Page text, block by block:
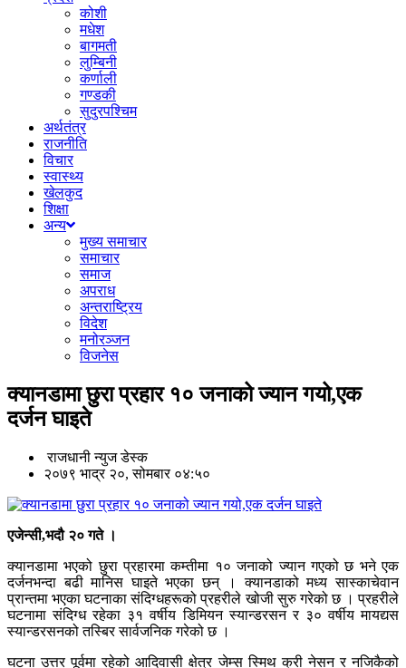
कोशी
मधेश
बागमती
लुम्बिनी
कर्णाली
गण्डकी
सुदुरपश्चिम
अर्थतंत्र
राजनीति
विचार
स्वास्थ्य
खेलकुद
शिक्षा
अन्य
मुख्य समाचार
समाचार
समाज
अपराध
अन्तराष्ट्रिय
विदेश
मनोरञ्जन
विजनेस
क्यानडामा छुरा प्रहार १० जनाको ज्यान गयो,एक
दर्जन घाइते
राजधानी न्युज डेस्क
२०७९ भाद्र २०, सोमबार ०४:५०
एजेन्सी,भदौ २० गते ।
क्यानडामा भएको छुरा प्रहारमा कम्तीमा १० जनाको ज्यान गएको छ भने एक
दर्जनभन्दा बढी मानिस घाइते भएका छन् । क्यानडाको मध्य सास्काचेवान
प्रान्तमा भएका घटनाका संदिग्धहरूको प्रहरीले खोजी सुरु गरेको छ । प्रहरीले
घटनामा संदिग्ध रहेका ३१ वर्षीय डिमियन स्यान्डरसन र ३० वर्षीय मायद्यस
स्यान्डरसनको तस्बिर सार्वजनिक गरेको छ ।
घटना उत्तर पूर्वमा रहेको आदिवासी क्षेत्र जेम्स स्मिथ क्री नेसन र नजिकैको